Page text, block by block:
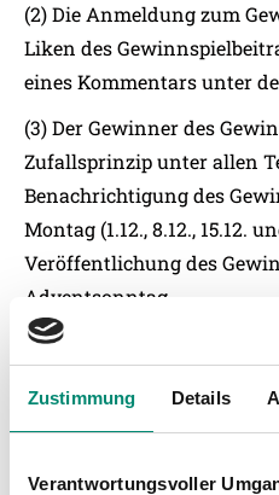
Zustimmung Details
Verantwortungsvoller
(2) Die Anmeldung zum
Liken des
eines Kommentars unter
(3) Der Gewinner des
Zufallsprinzip unter allen
Benachrichtigung des
Montag (1.12., 8.12., 15.12.
Veröffentlichung des
Adventsonntag.
(4) Die Ermittlung der